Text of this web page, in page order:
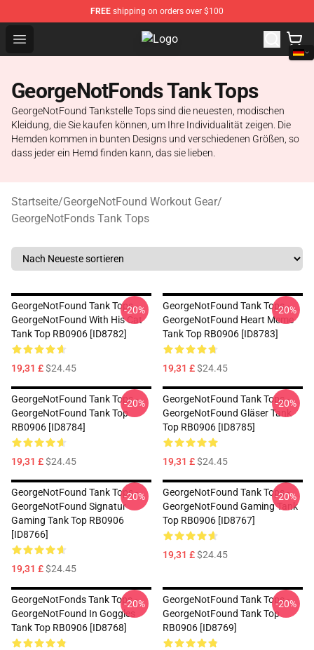
FREE shipping on orders over $100
Open menu GeorgeNotFound Store - Official
GeorgeNotFonds Tank Tops
GeorgeNotFound Tankstelle Tops sind die neuesten, modischen
Kleidung, die Sie kaufen können, um Ihre Individualität zeigen. Die
Hemden kommen in bunten Designs und verschiedenen Größen, so
dass jeder ein Hemd finden kann, das sie lieben.
Startseite/GeorgeNotFound Workout Gear/
GeorgeNotFonds Tank Tops
GeorgeNotFound Tank Tops -
GeorgeNotFound With His Cat
Tank Top RB0906 [ID8782]
19,31 £$24.45
-20%
GeorgeNotFound Tank Tops -
GeorgeNotFound Heart Meme
Tank Top RB0906 [ID8783]
19,31 £$24.45
-20%
GeorgeNotFound Tank Tops -
GeorgeNotFound Tank Top
RB0906 [ID8784]
19,31 £$24.45
-20%
GeorgeNotFound Tank Tops -
GeorgeNotFound Gläser Tank
Top RB0906 [ID8785]
19,31 £$24.45
-20%
GeorgeNotFound Tank Tops -
GeorgeNotFound Signatur
Gaming Tank Top RB0906
[ID8766]
19,31 £$24.45
-20%
GeorgeNotFound Tank Tops -
GeorgeNotFound Gaming Tank
Top RB0906 [ID8767]
19,31 £$24.45
-20%
GeorgeNotFonds Tank Tops -
GeorgeNotFound In Goggles
Tank Top RB0906 [ID8768]
-20%
GeorgeNotFound Tank Tops -
GeorgeNotFound Tank Top
RB0906 [ID8769]
-20%